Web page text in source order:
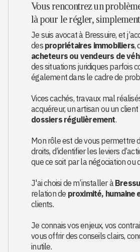
Vous rencontrez un
là pour le régler,
Je suis avocat à Bressuire, et
des propriétaires immobiliers,
acheteurs ou vendeurs de
des situations juridiques parfois
également dans le cadre de
Vices cachés, travaux mal
acquéreur, un artisan ou un client
dossiers régulièrement.
Mon rôle est de vous permettre
droits, d’identifier les leviers
que ce soit par la négociation ou
J'ai choisi de m’installer à
relation de proximité, humaine
clients.
Je connais vos enjeux, vos
vous offrir des conseils clairs,
inutile.